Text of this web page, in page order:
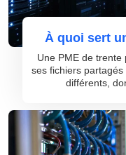
À quoi sert
Une PME de
ses fichiers
différents,